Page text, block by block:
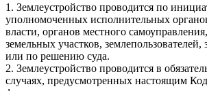
1. Землеустройство проводится по
уполномоченных исполнительных
власти, органов местного
земельных участков, землепользователей,
или по решению суда.
2. Землеустройство проводится в
случаях, предусмотренных настоящим